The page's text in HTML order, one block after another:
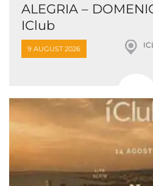
ALEGRIA –
IClub
9 AUGUST 2026